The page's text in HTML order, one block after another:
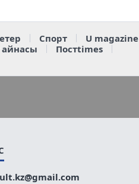
Спорт
U magazine
айнасы
Постtimes